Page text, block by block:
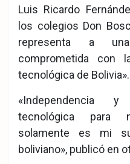
Luis Ricardo
los colegios Don
representa a
comprometida con
tecnológica de Bolivia».
«Independencia
tecnológica para
solamente es mi
boliviano», publicó en